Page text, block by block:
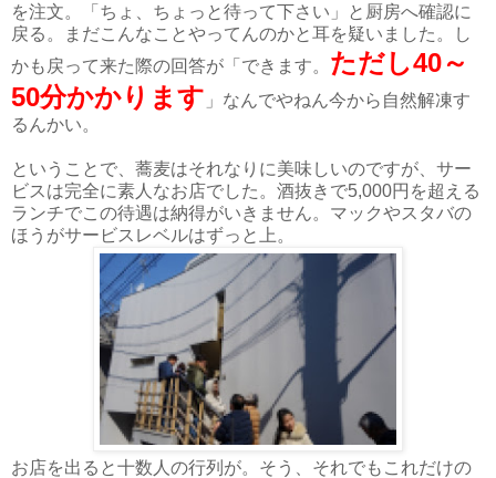
を注文。「ちょ、ちょっと待って下さい」と厨房へ確認に
戻る。まだこんなことやってんのかと耳を疑いました。し
かも戻って来た際の回答が「できます。 ただし40～
50分かかります 」なんでやねん今から自然解凍す
るんかい。
ということで、蕎麦はそれなりに美味しいのですが、サー
ビスは完全に素人なお店でした。酒抜きで5,000円を超える
ランチでこの待遇は納得がいきません。マックやスタバの
ほうがサービスレベルはずっと上。
お店を出ると十数人の行列が。そう、それでもこれだけの